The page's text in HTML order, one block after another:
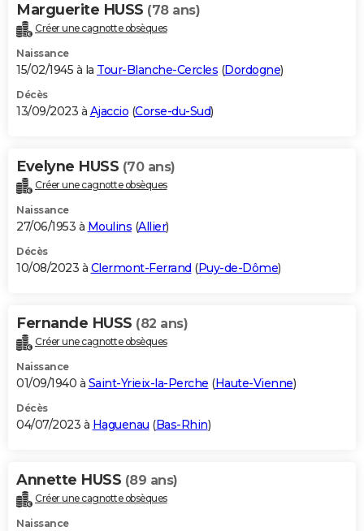
Marguerite HUSS (78 ans)
Créer une cagnotte obsèques
Naissance
15/02/1945 à la Tour-Blanche-Cercles (Dordogne)
Décès
13/09/2023 à Ajaccio (Corse-du-Sud)
Evelyne HUSS (70 ans)
Créer une cagnotte obsèques
Naissance
27/06/1953 à Moulins (Allier)
Décès
10/08/2023 à Clermont-Ferrand (Puy-de-Dôme)
Fernande HUSS (82 ans)
Créer une cagnotte obsèques
Naissance
01/09/1940 à Saint-Yrieix-la-Perche (Haute-Vienne)
Décès
04/07/2023 à Haguenau (Bas-Rhin)
Annette HUSS (89 ans)
Créer une cagnotte obsèques
Naissance